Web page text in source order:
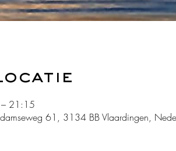
21:15
61, 3134 BB Vlaardingen,